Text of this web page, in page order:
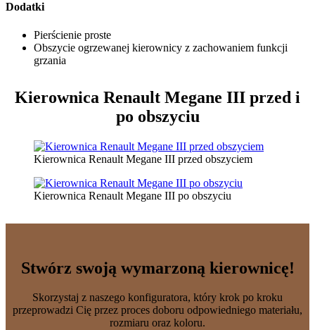
Dodatki
Pierścienie proste
Obszycie ogrzewanej kierownicy z zachowaniem funkcji
grzania
Kierownica Renault Megane III przed i
po obszyciu
Kierownica Renault Megane III przed obszyciem
Kierownica Renault Megane III po obszyciu
Stwórz swoją wymarzoną kierownicę!
Skorzystaj z naszego konfiguratora, który krok po kroku
przeprowadzi Cię przez proces doboru odpowiedniego materiału,
rozmiaru oraz koloru.